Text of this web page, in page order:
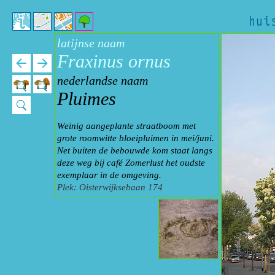
latijnse naam
Fraxinus ornus
nederlandse naam
Pluimes
Weinig aangeplante straatboom met
grote roomwitte bloeipluimen in mei/juni.
Net buiten de bebouwde kom staat langs
deze weg bij café Zomerlust het oudste
exemplaar in de omgeving.
Plek: Oisterwijksebaan 174